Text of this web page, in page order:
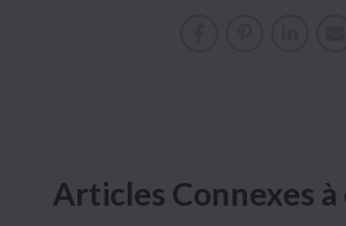
Articles Connexes